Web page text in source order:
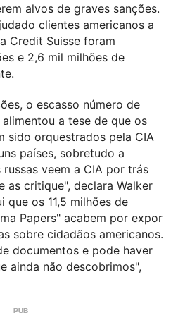
alvos de graves sanções.
clientes americanos a
Credit Suisse foram
e 2,6 mil milhões de
o escasso número de
a tese de que os
sido orquestrados pela CIA
países, sobretudo a
russas veem a CIA por trás
as critique", declara Walker
que os 11,5 milhões de
Papers" acabem por expor
sobre cidadãos americanos.
documentos e pode haver
ainda não descobrimos",